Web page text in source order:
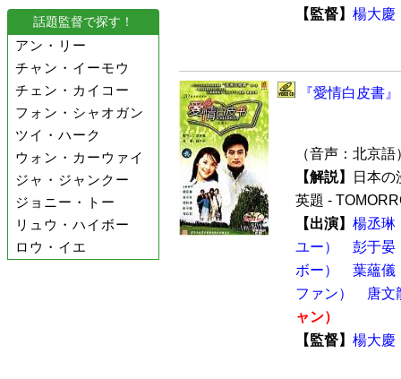
話題監督で探す！
アン・リー
チャン・イーモウ
チェン・カイコー
フォン・シャオガン
ツイ・ハーク
ウォン・カーウァイ
ジャ・ジャンクー
ジョニー・トー
リュウ・ハイボー
ロウ・イエ
【監督】 楊大慶
『愛情白皮書
（音声：北京語
【解説】
日本
英題 -
【出演】 楊丞琳
ユー）
彭于晏
ボー）
葉蘊儀
ファン）
唐文
ャン）
【監督】 楊大慶